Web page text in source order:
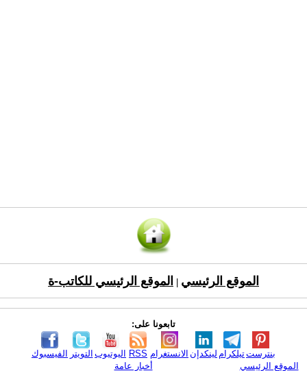
الموقع الرئيسي الموقع الرئيسي للكاتب-ة
تابعونا على:
الفيسبوك التويتر اليوتيوب RSS الانستغرام لينكدإن تيلكرامبنترست
الموقع الرئيسي
أخبار عامة